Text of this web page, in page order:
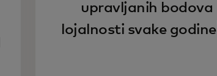
upravljanih bodova
lojalnosti svake godine